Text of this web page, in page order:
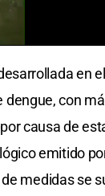
en
con
causa de
emitido
medidas se